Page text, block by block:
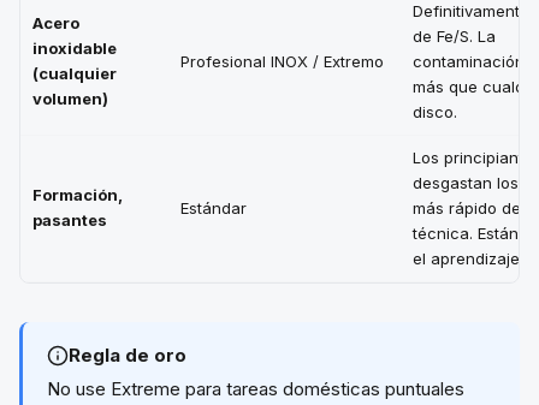
Acero
inoxidable
(cualquier
volumen)
Profesional INOX / Extremo
Definitivamente
de Fe/S. La
contaminación
más que
disco.
Formación,
pasantes
Estándar
Los
desgastan los
más rápido
técnica.
el aprendizaje.
Regla de oro
No use Extreme para tareas domésticas puntuales